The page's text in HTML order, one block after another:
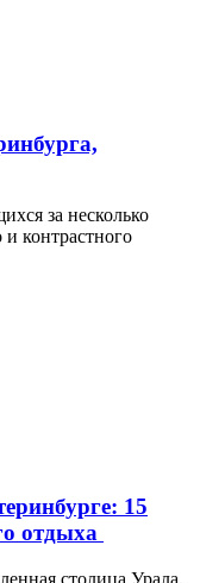
за несколько
контрастного
15
отдыха
столица Урала,